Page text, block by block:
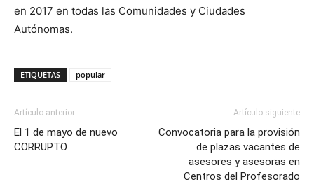
en 2017 en todas las Comunidades y Ciudades
Autónomas.
ETIQUETAS popular
Artículo anterior
El 1 de mayo de nuevo
CORRUPTO
Artículo siguiente
Convocatoria para la provisión
de plazas vacantes de
asesores y asesoras en
Centros del Profesorado